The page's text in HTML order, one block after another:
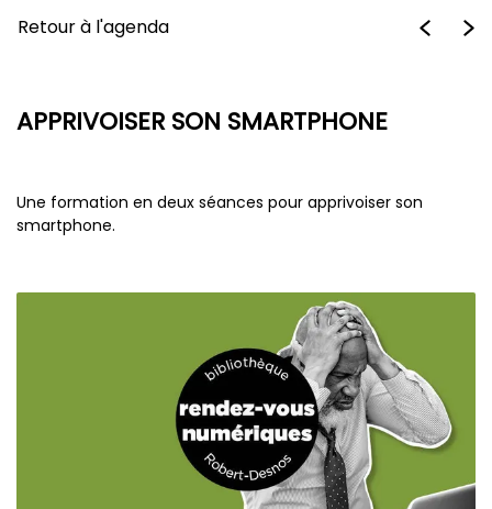
Retour à l'agenda
APPRIVOISER SON SMARTPHONE
Une formation en deux séances pour apprivoiser son
smartphone.